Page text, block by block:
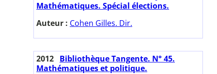
Mathématiques. Spécial élections.
Auteur : Cohen Gilles. Dir.
2012 Bibliothèque Tangente. N° 45.
Mathématiques et politique.